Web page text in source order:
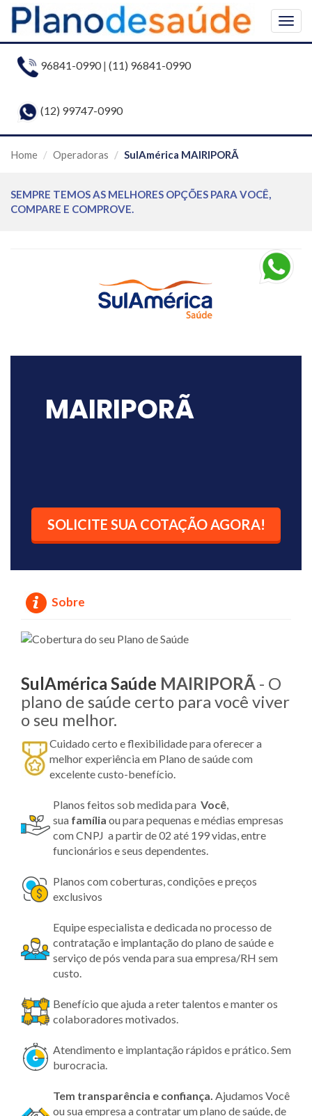
96841-0990| (11) 96841-0990
(12) 99747-0990
Home Operadoras SulAmérica MAIRIPORÃ
SEMPRE TEMOS AS MELHORES OPÇÕES PARA VOCÊ,
COMPARE E COMPROVE.
MAIRIPORÃ
SOLICITE SUA COTAÇÃO AGORA!
Sobre
SulAmérica Saúde MAIRIPORÃ - O
plano de saúde certo para você viver
o seu melhor.
Cuidado certo e flexibilidade para oferecer a
melhor experiência em Plano de saúde com
excelente custo-benefício.
Planos feitos sob medida para Você,
sua família ou para pequenas e médias empresas
com CNPJ a partir de 02 até 199 vidas, entre
funcionários e seus dependentes.
Planos com coberturas, condições e preços
exclusivos
Equipe especialista e dedicada no processo de
contratação e implantação do plano de saúde e
serviço de pós venda para sua empresa/RH sem
custo.
Benefício que ajuda a reter talentos e manter os
colaboradores motivados.
Atendimento e implantação rápidos e prático. Sem
burocracia.
Tem transparência e confiança. Ajudamos Você
ou sua empresa a contratar um plano de saúde, de